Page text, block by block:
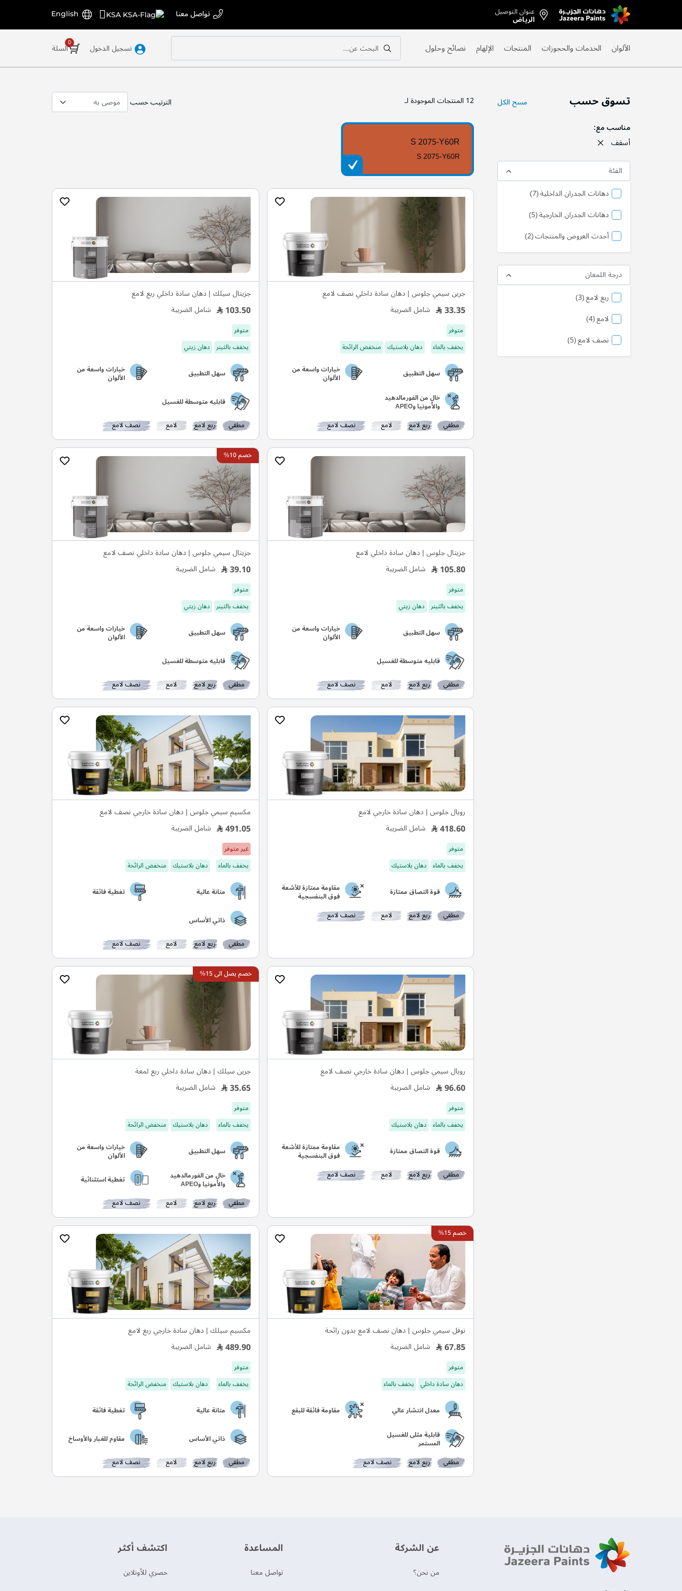
Skip
to
عنوان التوصيل
الرياض تواصل معنا اختر
المتجر
KSA اللغة English
السلة تسجيل الدخول
بحث
البحث عن...
بحث الألوان الخدمات والحجوزات المنتجات الإلهام نصائح وحلول
12 المنتجات الموجودة لـ الترتيب حسب
S 2075-Y60R
S 2075-Y60R
جرين سيمي جلوس | دهان سادة داخلي نصف لامع
33.35 شامل الضريبة
متوفر
يخفف بالماء
دهان بلاستيك منخفض الرائحة
سهل التطبيق خيارات واسعة من
الألوان
خالٍ من الفورمالدهيد
والأمونيا وAPEO
مطفي ربع لامع لامع نصف لامع
جزيتال سيلك | دهان سادة داخلي ربع لامع
103.50 شامل الضريبة
متوفر
يخفف بالثينر دهان زيتي
سهل التطبيق خيارات واسعة من
الألوان
قابليه متوسطة للغسيل
مطفي ربع لامع لامع نصف لامع
جزيتال جلوس | دهان سادة داخلي لامع
105.80 شامل الضريبة
متوفر
يخفف بالثينر دهان زيتي
سهل التطبيق خيارات واسعة من
الألوان
قابليه متوسطة للغسيل
مطفي ربع لامع لامع نصف لامع
خصم 10%
جزيتال سيمي جلوس | دهان سادة داخلي نصف لامع
39.10 شامل الضريبة
متوفر
يخفف بالثينر دهان زيتي
سهل التطبيق خيارات واسعة من
الألوان
قابليه متوسطة للغسيل
مطفي ربع لامع لامع نصف لامع
رويال جلوس | دهان سادة خارجي لامع
418.60 شامل الضريبة
متوفر
يخفف بالماء دهان بلاستيك
قوة التصاق ممتازة مقاومة ممتازة للأشعة
فوق البنفسجية
مطفي ربع لامع لامع نصف لامع
مكسيم سيمي جلوس | دهان سادة خارجي نصف لامع
491.05 شامل الضريبة
غير متوفر
يخفف بالماء
دهان بلاستيك منخفض الرائحة
متانة عالية تغطية فائقة
ذاتي الأساس
مطفي ربع لامع لامع نصف لامع
رويال سيمي جلوس | دهان سادة خارجي نصف لامع
96.60 شامل الضريبة
متوفر
يخفف بالماء دهان بلاستيك
قوة التصاق ممتازة مقاومة ممتازة للأشعة
فوق البنفسجية
مطفي ربع لامع لامع نصف لامع
خصم يصل الى 15%
جرين سيلك | دهان سادة داخلي ربع لمعة
35.65 شامل الضريبة
متوفر
يخفف بالماء
دهان بلاستيك منخفض الرائحة
سهل التطبيق خيارات واسعة من
الألوان
خالٍ من الفورمالدهيد
والأمونيا وAPEO تغطية استثنائية
مطفي ربع لامع لامع نصف لامع
خصم 15%
نوفل سيمي جلوس | دهان نصف لامع بدون رائحة
67.85 شامل الضريبة
متوفر
دهان سادة داخلي يخفف بالماء
معدل انتشار عالي
مقاومة فائقة للبقع
قابلية مثلى للغسيل
المستمر
مطفي ربع لامع نصف لامع
مكسيم سيلك | دهان سادة خارجي ربع لامع
489.90 شامل الضريبة
متوفر
يخفف بالماء
دهان بلاستيك منخفض الرائحة
متانة عالية تغطية فائقة
ذاتي الأساس مقاوم للغبار والأوساخ
مطفي ربع لامع لامع نصف لامع
تسوق حسب
مناسب مع
أسقف
مسح الكل
الفئة
دهانات الجدران الداخلية 7منتج
دهانات الجدران الخارجية 5منتج
أحدث العروض والمنتجات 2منتج
درجة اللمعان
ربع لامع 3منتج
لامع 4منتج
نصف لامع 5منتج
عن الشركة
من نحن؟
‫المساعدة‬
تواصل معنا
اكتشف أكثر
حصري للأونلاين